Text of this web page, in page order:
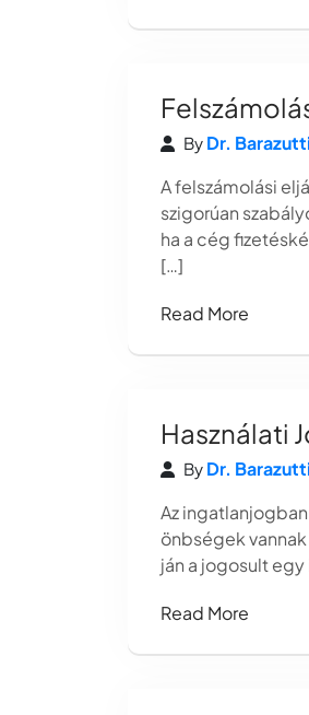
By Dr.
A felszámolási
szigorúan
ha a cég
[…]
Read More
Használati
By Dr.
Az
önbségek
ján a jogosult
Read More